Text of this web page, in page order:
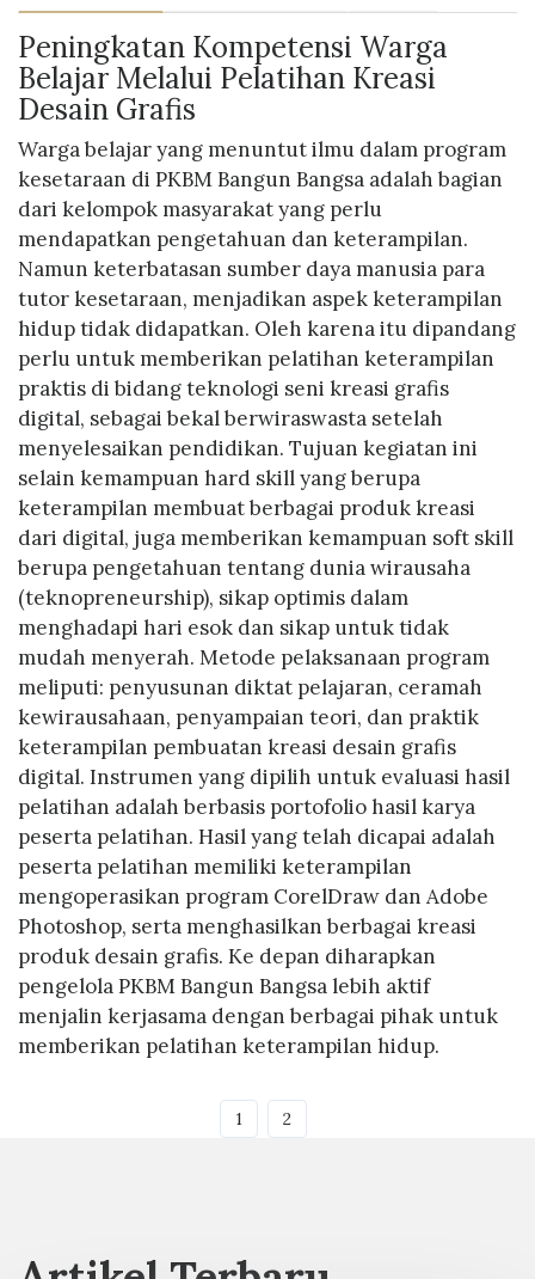
Peningkatan Kompetensi Warga
Belajar Melalui Pelatihan Kreasi
Desain Grafis
Warga belajar yang menuntut ilmu dalam program
kesetaraan di PKBM Bangun Bangsa adalah bagian
dari kelompok masyarakat yang perlu
mendapatkan pengetahuan dan keterampilan.
Namun keterbatasan sumber daya manusia para
tutor kesetaraan, menjadikan aspek keterampilan
hidup tidak didapatkan. Oleh karena itu dipandang
perlu untuk memberikan pelatihan keterampilan
praktis di bidang teknologi seni kreasi grafis
digital, sebagai bekal berwiraswasta setelah
menyelesaikan pendidikan. Tujuan kegiatan ini
selain kemampuan hard skill yang berupa
keterampilan membuat berbagai produk kreasi
dari digital, juga memberikan kemampuan soft skill
berupa pengetahuan tentang dunia wirausaha
(teknopreneurship), sikap optimis dalam
menghadapi hari esok dan sikap untuk tidak
mudah menyerah. Metode pelaksanaan program
meliputi: penyusunan diktat pelajaran, ceramah
kewirausahaan, penyampaian teori, dan praktik
keterampilan pembuatan kreasi desain grafis
digital. Instrumen yang dipilih untuk evaluasi hasil
pelatihan adalah berbasis portofolio hasil karya
peserta pelatihan. Hasil yang telah dicapai adalah
peserta pelatihan memiliki keterampilan
mengoperasikan program CorelDraw dan Adobe
Photoshop, serta menghasilkan berbagai kreasi
produk desain grafis. Ke depan diharapkan
pengelola PKBM Bangun Bangsa lebih aktif
menjalin kerjasama dengan berbagai pihak untuk
memberikan pelatihan keterampilan hidup.
1 2